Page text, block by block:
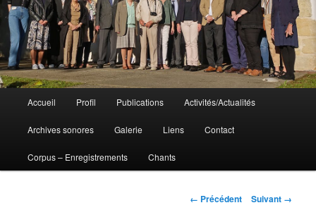
principal
Aller
au
contenu
Accueil Profil Publications Activités/Actualités
Archives sonores Galerie Liens Contact
Corpus – Enregistrements Chants
Navigation
← Précédent Suivant →